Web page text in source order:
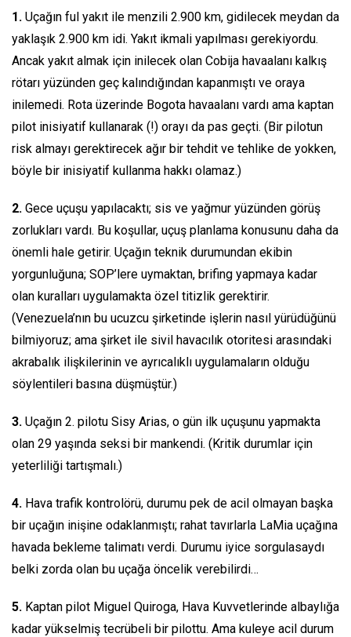
1. Uçağın ful yakıt ile menzili 2.900 km, gidilecek meydan da
yaklaşık 2.900 km idi. Yakıt ikmali yapılması gerekiyordu.
Ancak yakıt almak için inilecek olan Cobija havaalanı kalkış
rötarı yüzünden geç kalındığından kapanmıştı ve oraya
inilemedi. Rota üzerinde Bogota havaalanı vardı ama kaptan
pilot inisiyatif kullanarak (!) orayı da pas geçti. (Bir pilotun
risk almayı gerektirecek ağır bir tehdit ve tehlike de yokken,
böyle bir inisiyatif kullanma hakkı olamaz.)
2. Gece uçuşu yapılacaktı; sis ve yağmur yüzünden görüş
zorlukları vardı. Bu koşullar, uçuş planlama konusunu daha da
önemli hale getirir. Uçağın teknik durumundan ekibin
yorgunluğuna; SOP’lere uymaktan, brifing yapmaya kadar
olan kuralları uygulamakta özel titizlik gerektirir.
(Venezuela’nın bu ucuzcu şirketinde işlerin nasıl yürüdüğünü
bilmiyoruz; ama şirket ile sivil havacılık otoritesi arasındaki
akrabalık ilişkilerinin ve ayrıcalıklı uygulamaların olduğu
söylentileri basına düşmüştür.)
3. Uçağın 2. pilotu Sisy Arias, o gün ilk uçuşunu yapmakta
olan 29 yaşında seksi bir mankendi. (Kritik durumlar için
yeterliliği tartışmalı.)
4. Hava trafik kontrolörü, durumu pek de acil olmayan başka
bir uçağın inişine odaklanmıştı; rahat tavırlarla LaMia uçağına
havada bekleme talimatı verdi. Durumu iyice sorgulasaydı
belki zorda olan bu uçağa öncelik verebilirdi…
5. Kaptan pilot Miguel Quiroga, Hava Kuvvetlerinde albaylığa
kadar yükselmiş tecrübeli bir pilottu. Ama kuleye acil durum